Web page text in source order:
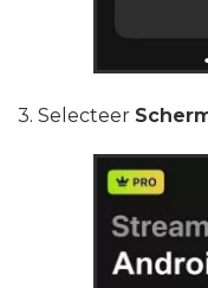
3. Selecteer